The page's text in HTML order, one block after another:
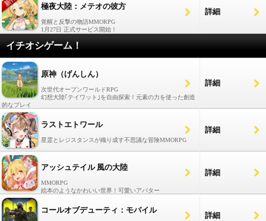
極夜大陸：メテオの彼方
覚醒と反撃の物語MMORPG
1月27日 正式サービス開始！
詳細
イチオシゲーム！
原神（げんしん）
次世代オープンワールドRPG
幻想大陸｢テイワット｣を自由探索！元素の力を使った創造
的なプレイ
詳細
ラストエトワール
星霊とレジスタンスが織り成す不思議な冒険MMORPG
詳細
アッシュテイル 風の大陸
MMORPG
絵本のようなかわいい世界！可愛いアバター
詳細
コールオブデューティ：モバイル
詳細